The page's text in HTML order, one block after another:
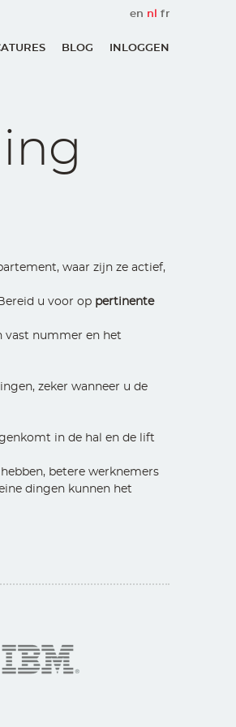
en nl fr
BLOG INLOGGEN
waar zijn ze actief,
u voor op pertinente
vast nummer en het
zeker wanneer u de
in de hal en de lift
betere werknemers
dingen kunnen het